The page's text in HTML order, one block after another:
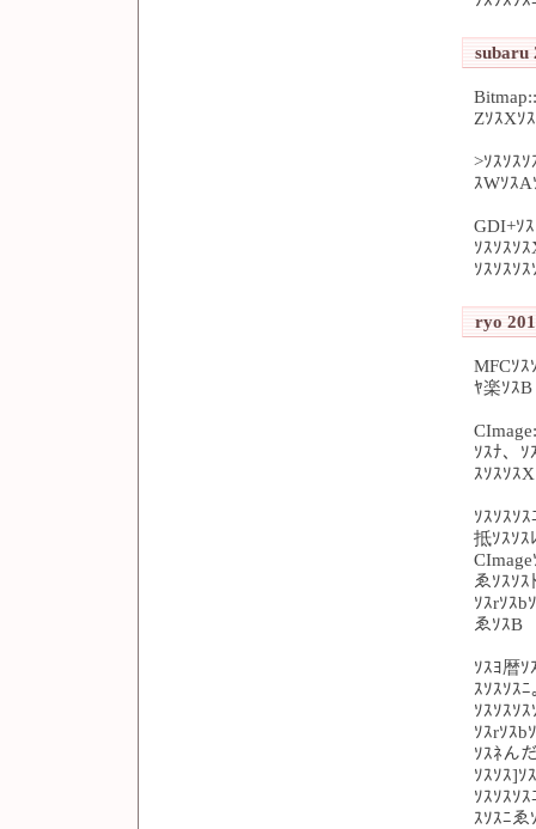
subaru
ZｿｽXｿ
>ｿｽｿｽ
ｽWｿｽ
GDI+ｿ
ｿｽｿｽｿ
ｿｽｿｽｿ
ryo
MFCｿｽ
ﾔ楽ｿｽB
ｿｽﾅ、ｿ
ｽｿｽｿｽ
ｿｽｿｽｿ
抵ｿｽｿｽ
ゑｿｽｿｽ
ｿｽrｿｽb
ゑｿｽB
ｿｽﾖ暦ｿ
ｽｿｽｿｽﾆ
ｿｽｿｽｿ
ｿｽrｿｽb
ｿｽﾈん
ｿｽｿｽ]ｿ
ｿｽｿｽｿ
ｽｿｽﾆゑ